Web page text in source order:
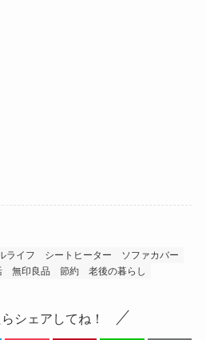
ライフ シートヒーター
ソファカバー
無印良品 節約 老後の暮らし
シェアしてね！